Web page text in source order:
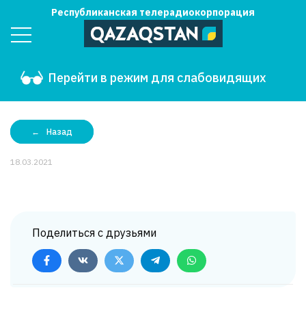
Республиканская телерадиокорпорация
Перейти в режим для слабовидящих
Назад
18.03.2021
Поделиться с друзьями